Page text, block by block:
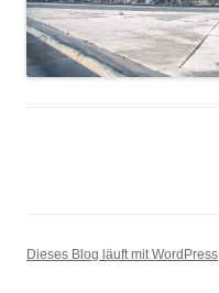
Dieses Blog läuft mit WordPress